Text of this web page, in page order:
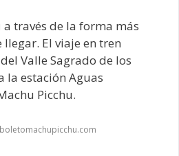
través de la forma más
El viaje en tren
Valle Sagrado de los
la estación Aguas
Picchu.